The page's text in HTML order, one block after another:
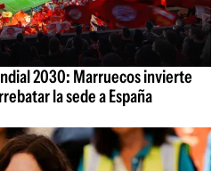
2030: Marruecos invierte
la sede a España